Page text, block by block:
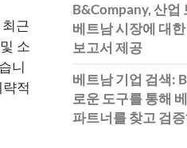
근
소
니
적
B&Company, 산업
베트남 시장에 대
보고서 제공
베트남 기업 검색:
로운 도구를 통해
파트너를 찾고 검